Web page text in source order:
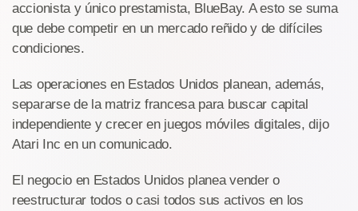
accionista y único prestamista, BlueBay. A esto se suma
que debe competir en un mercado reñido y de difíciles
condiciones.
Las operaciones en Estados Unidos planean, además,
separarse de la matriz francesa para buscar capital
independiente y crecer en juegos móviles digitales, dijo
Atari Inc en un comunicado.
El negocio en Estados Unidos planea vender o
reestructurar todos o casi todos sus activos en los